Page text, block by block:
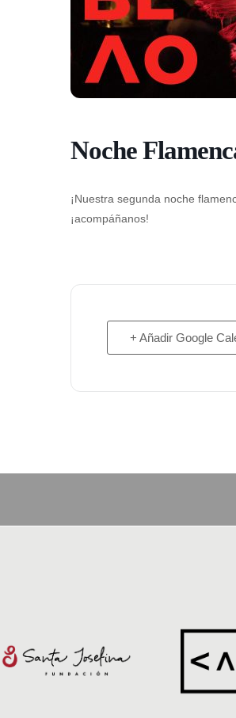
Noche
¡Nuestra segunda noche
¡acompáñanos!
+ Añadir Google